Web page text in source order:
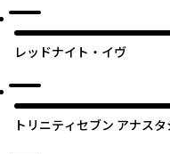
レッドナイト・イヴ
トリニティセブン アナスタ